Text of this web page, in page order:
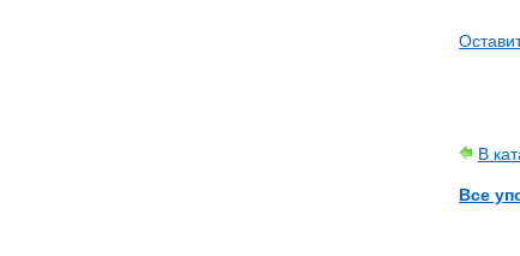
В
Все